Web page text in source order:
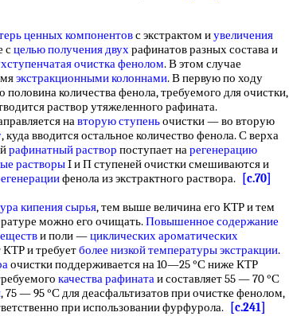
ценных компонентовс экстрактом иувеличения
сцелью получениядвухрафинатов разных состава и
очистка фенолом. В этом случае
экстракционными колоннами. В первую по ходу
количества фенола, требуемого для очистки,
раствор утяжеленного рафината.
навторую ступеньочистки — во вторую
, куда вводится остальное количество фенола. С верха
рафинатный раствор поступает нарегенерацию
растворыI и П ступеней очистки смешиваются и
фенола из экстрактного раствора.
[c.70]
кипения сырья, тем выше величина его КТР и тем
можно его очищать.Повышенное содержание
и поли —циклических ароматических
и требуетболее низкойтемпературы экстракции.
очистки поддерживается на 10—25 °С ниже КТР
качества рафинатаи составляет 55 — 70 °С
, 75 — 95 °С для деасфальтизатов при очистке фенолом,
при использовании фурфурола.
[c.241]